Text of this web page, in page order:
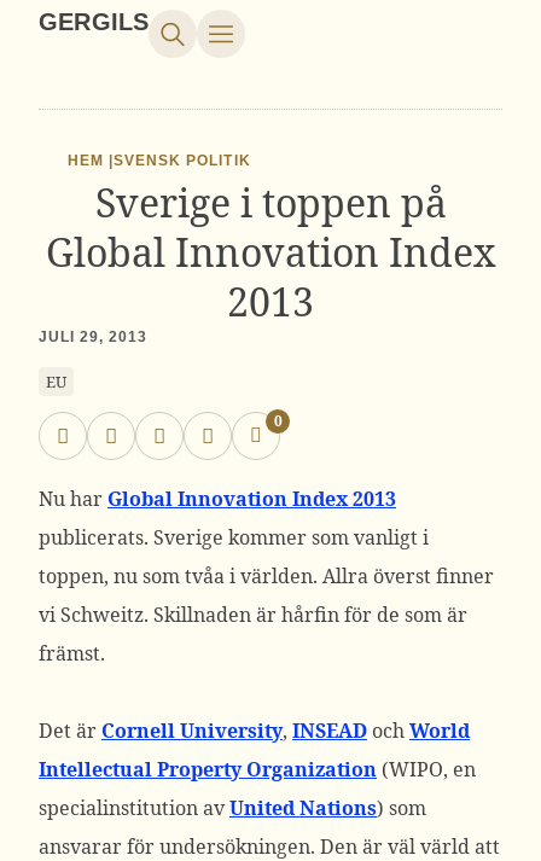
GERGILS
HEM |SVENSK POLITIK
Sverige i toppen på
Global Innovation Index
2013
JULI 29, 2013
EU
0
Nu har Global Innovation Index 2013
publicerats. Sverige kommer som vanligt i
toppen, nu som tvåa i världen. Allra överst finner
vi Schweitz. Skillnaden är hårfin för de som är
främst.
Det är Cornell University, INSEAD ochWorld
Intellectual Property Organization (WIPO, en
specialinstitution avUnited Nations) som
ansvarar för undersökningen. Den är väl värld att